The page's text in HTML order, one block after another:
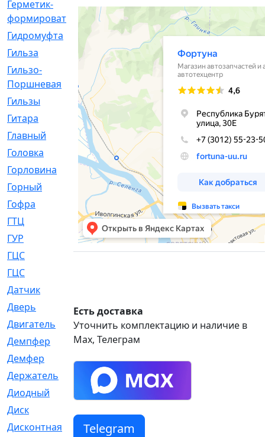
Герметик-
формирователь
[3]
Гидромуфта
[47]
Гильза
[56]
Гильзо-
Поршневая
[13]
Гильзы
[259]
Гитара
Главный
[29]
Головка
[28]
Горловина
[14]
Горный
[1]
Гофра
ГТЦ
[96]
ГУР
[34]
ГЦC
[6]
ГЦС
Датчик
Дверь
[249]
Двигатель
[64]
Демпфер
[2]
Демфер
[1]
Держатель
[5]
Диодный
[3]
Диск
Дисконтная
[1]
Есть доставка
Уточнить комплектацию и наличие в
Max, Телеграм
Telegram